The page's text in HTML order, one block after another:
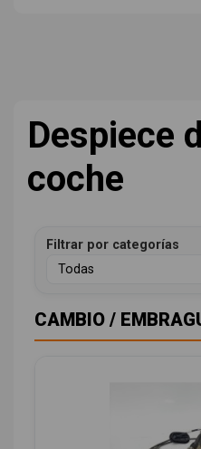
Despiece
coche
Filtrar por categorías
CAMBIO /